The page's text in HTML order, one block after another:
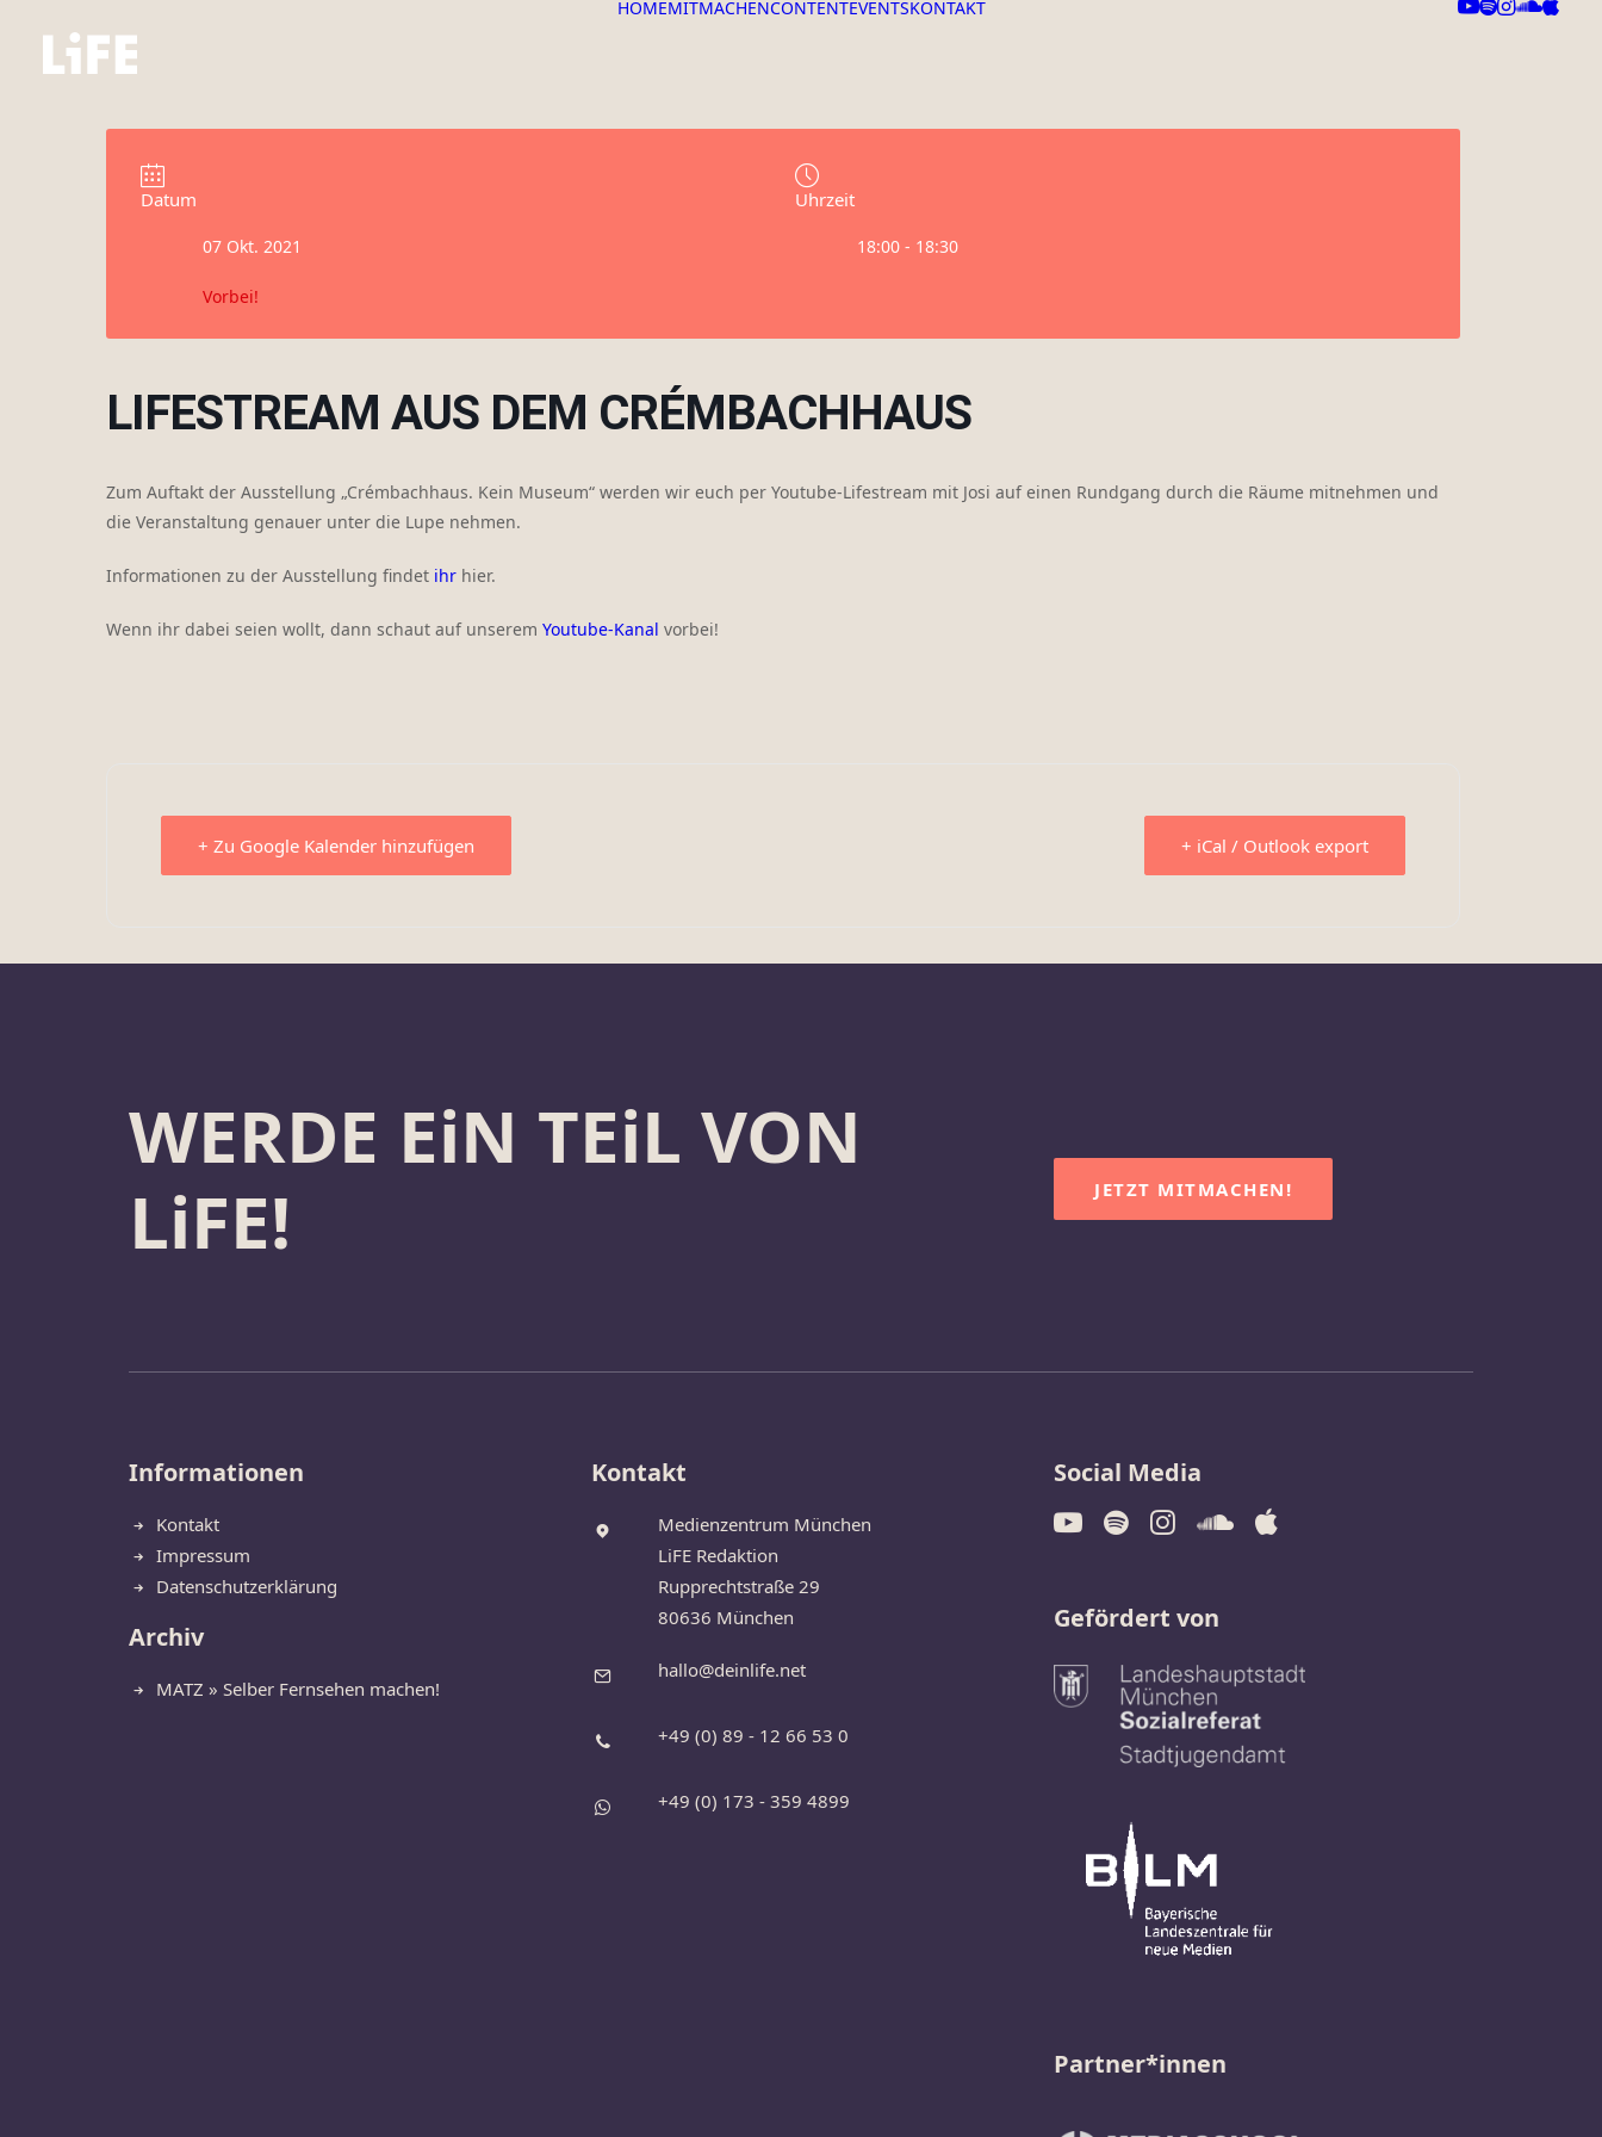
HOMEMITMACHENCONTENTEVENTSKONTAKT
Datum
07 Okt. 2021
Vorbei!
Uhrzeit
18:00 - 18:30
LIFESTREAM AUS DEM CRÉMBACHHAUS
Zum Auftakt der Ausstellung „Crémbachhaus. Kein Museum“ werden wir euch per Youtube-Lifestream mit Josi auf einen Rundgang durch die Räume mitnehmen und
die Veranstaltung genauer unter die Lupe nehmen.
Informationen zu der Ausstellung findet ihr hier.
Wenn ihr dabei seien wollt, dann schaut auf unserem Youtube-Kanal vorbei!
+ Zu Google Kalender hinzufügen + iCal / Outlook export
WERDE EiN TEiL VON
LiFE!
JETZT MITMACHEN!
Informationen
Kontakt
Impressum
Datenschutzerklärung
Archiv
MATZ » Selber Fernsehen machen!
Kontakt
Medienzentrum München
LiFE Redaktion
Rupprechtstraße 29
80636 München
hallo@deinlife.net
+49 (0) 89 - 12 66 53 0
+49 (0) 173 - 359 4899
Social Media
Gefördert von
Partner*innen